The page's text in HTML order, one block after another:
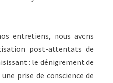
entretiens, nous avons
post-attentats de
: le dénigrement de
prise de conscience de